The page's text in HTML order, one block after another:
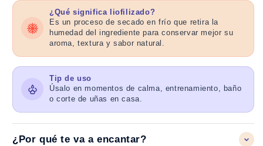
¿Qué significa liofilizado?
Es un proceso de secado en frío que retira la
humedad del ingrediente para conservar mejor su
aroma, textura y sabor natural.
Tip de uso
Úsalo en momentos de calma, entrenamiento, baño
o corte de uñas en casa.
¿Por qué te va a encantar?